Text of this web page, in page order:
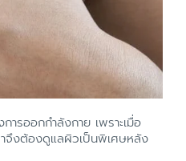
รออกกำลังกาย เพราะเมื่อ
าจึงต้องดูแลผิวเป็นพิเศษหลัง